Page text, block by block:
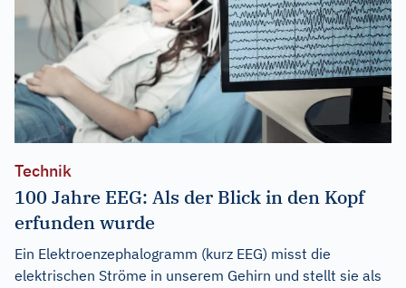
Technik
100 Jahre EEG: Als der Blick in den Kopf
erfunden wurde
Ein Elektroenzephalogramm (kurz EEG) misst die
elektrischen Ströme in unserem Gehirn und stellt sie als